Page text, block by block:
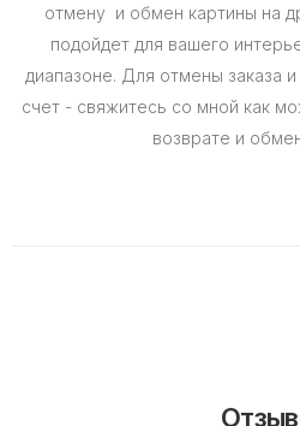
отмену и обмен картины на
подойдет для вашего
диапазоне. Для отмены заказа
счет - свяжитесь со мной как
возврате и